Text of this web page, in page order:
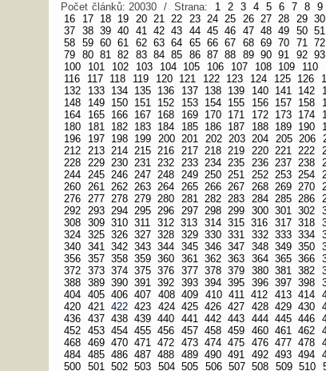
Počet článků: 20030 / Strana: 1 2 3 4 5 6 7 8 9
16
17 18 19 20 21 22 23 24 25 26 27 28 29 30
37 38 39 40 41 42 43 44 45 46 47 48 49 50 51
58 59 60 61 62 63 64 65 66 67 68 69 70 71 72
79 80 81 82 83 84 85 86 87 88 89 90 91 92 93
100
101 102 103 104 105 106 107 108 109 110
116
117 118 119 120 121 122 123 124 125 126
132
133 134 135 136 137 138 139 140 141 142
148
149 150 151 152 153 154 155 156 157 158
164
165 166 167 168 169 170 171 172 173 174
180
181 182 183 184 185 186 187 188 189 190
196
197 198 199 200 201 202 203 204 205 206
212 213 214 215 216 217 218 219 220 221 222
228 229 230 231 232 233 234 235 236 237 238
244 245 246 247 248 249 250 251 252 253 254
260 261 262 263 264 265 266 267 268 269 270
276 277 278 279 280 281 282 283 284 285 286
292 293 294 295 296 297 298 299 300 301 302
308 309 310 311 312 313 314 315 316 317 318
324 325 326 327 328 329 330 331 332 333 334
340 341 342 343 344 345 346 347 348 349 350
356 357 358 359 360 361 362 363 364 365 366
372 373 374 375 376 377 378 379 380 381 382
388 389 390 391 392 393 394 395 396 397 398
404 405 406 407 408 409 410 411 412 413 414
420 421 422 423 424 425 426 427 428 429 430
436 437 438 439 440 441 442 443 444 445 446
452 453 454 455 456 457 458 459 460 461 462
468 469 470 471 472 473 474 475 476 477 478
484 485 486 487 488 489 490 491 492 493 494
500 501 502 503 504 505 506 507 508 509 510